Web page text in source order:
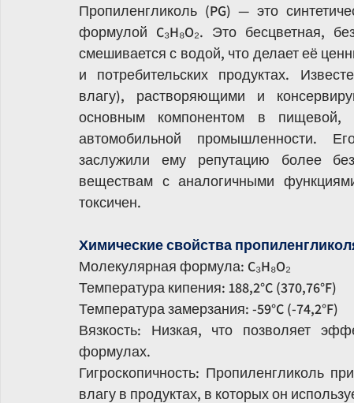
Пропиленгликоль (PG) — это
формулой C₃H₈O₂. Это бесцветная,
смешивается с водой, что делает её
и потребительских продуктах.
влагу), растворяющими и
основным компонентом в пищевой,
автомобильной промышленности.
заслужили ему репутацию более
веществам с аналогичными
токсичен.
Химические свойства
Молекулярная формула: C₃H₈O₂
Температура кипения: 188,2°C (370,76°F)
Температура замерзания: -59°C (-74,2°F)
Вязкость: Низкая, что позволяет
формулах.
Гигроскопичность: Пропиленгликоль
влагу в продуктах, в которых он